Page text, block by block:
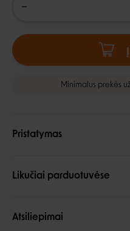
Minimalus prekės
Pristatymas
Likučiai parduotuvėse
Atsiliepimai